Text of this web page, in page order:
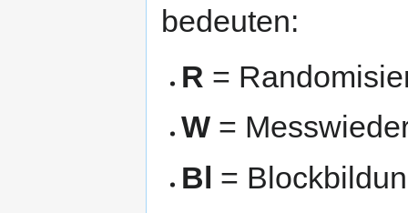
bedeuten:
R =
W =
Bl =